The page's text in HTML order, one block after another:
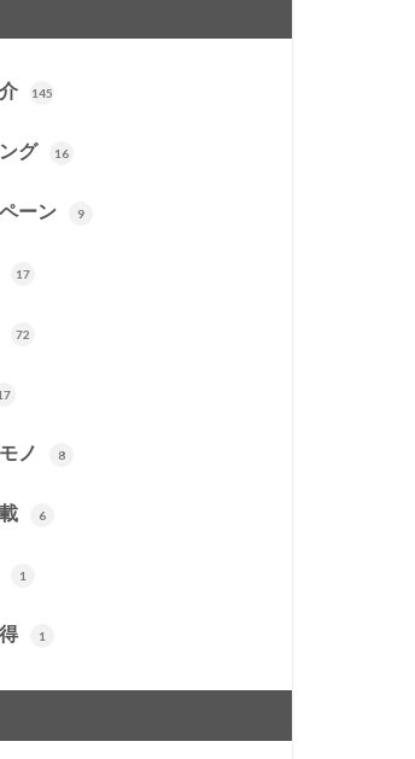
145
グ 16
ーン 9
17
72
ノ 8
6
1
1